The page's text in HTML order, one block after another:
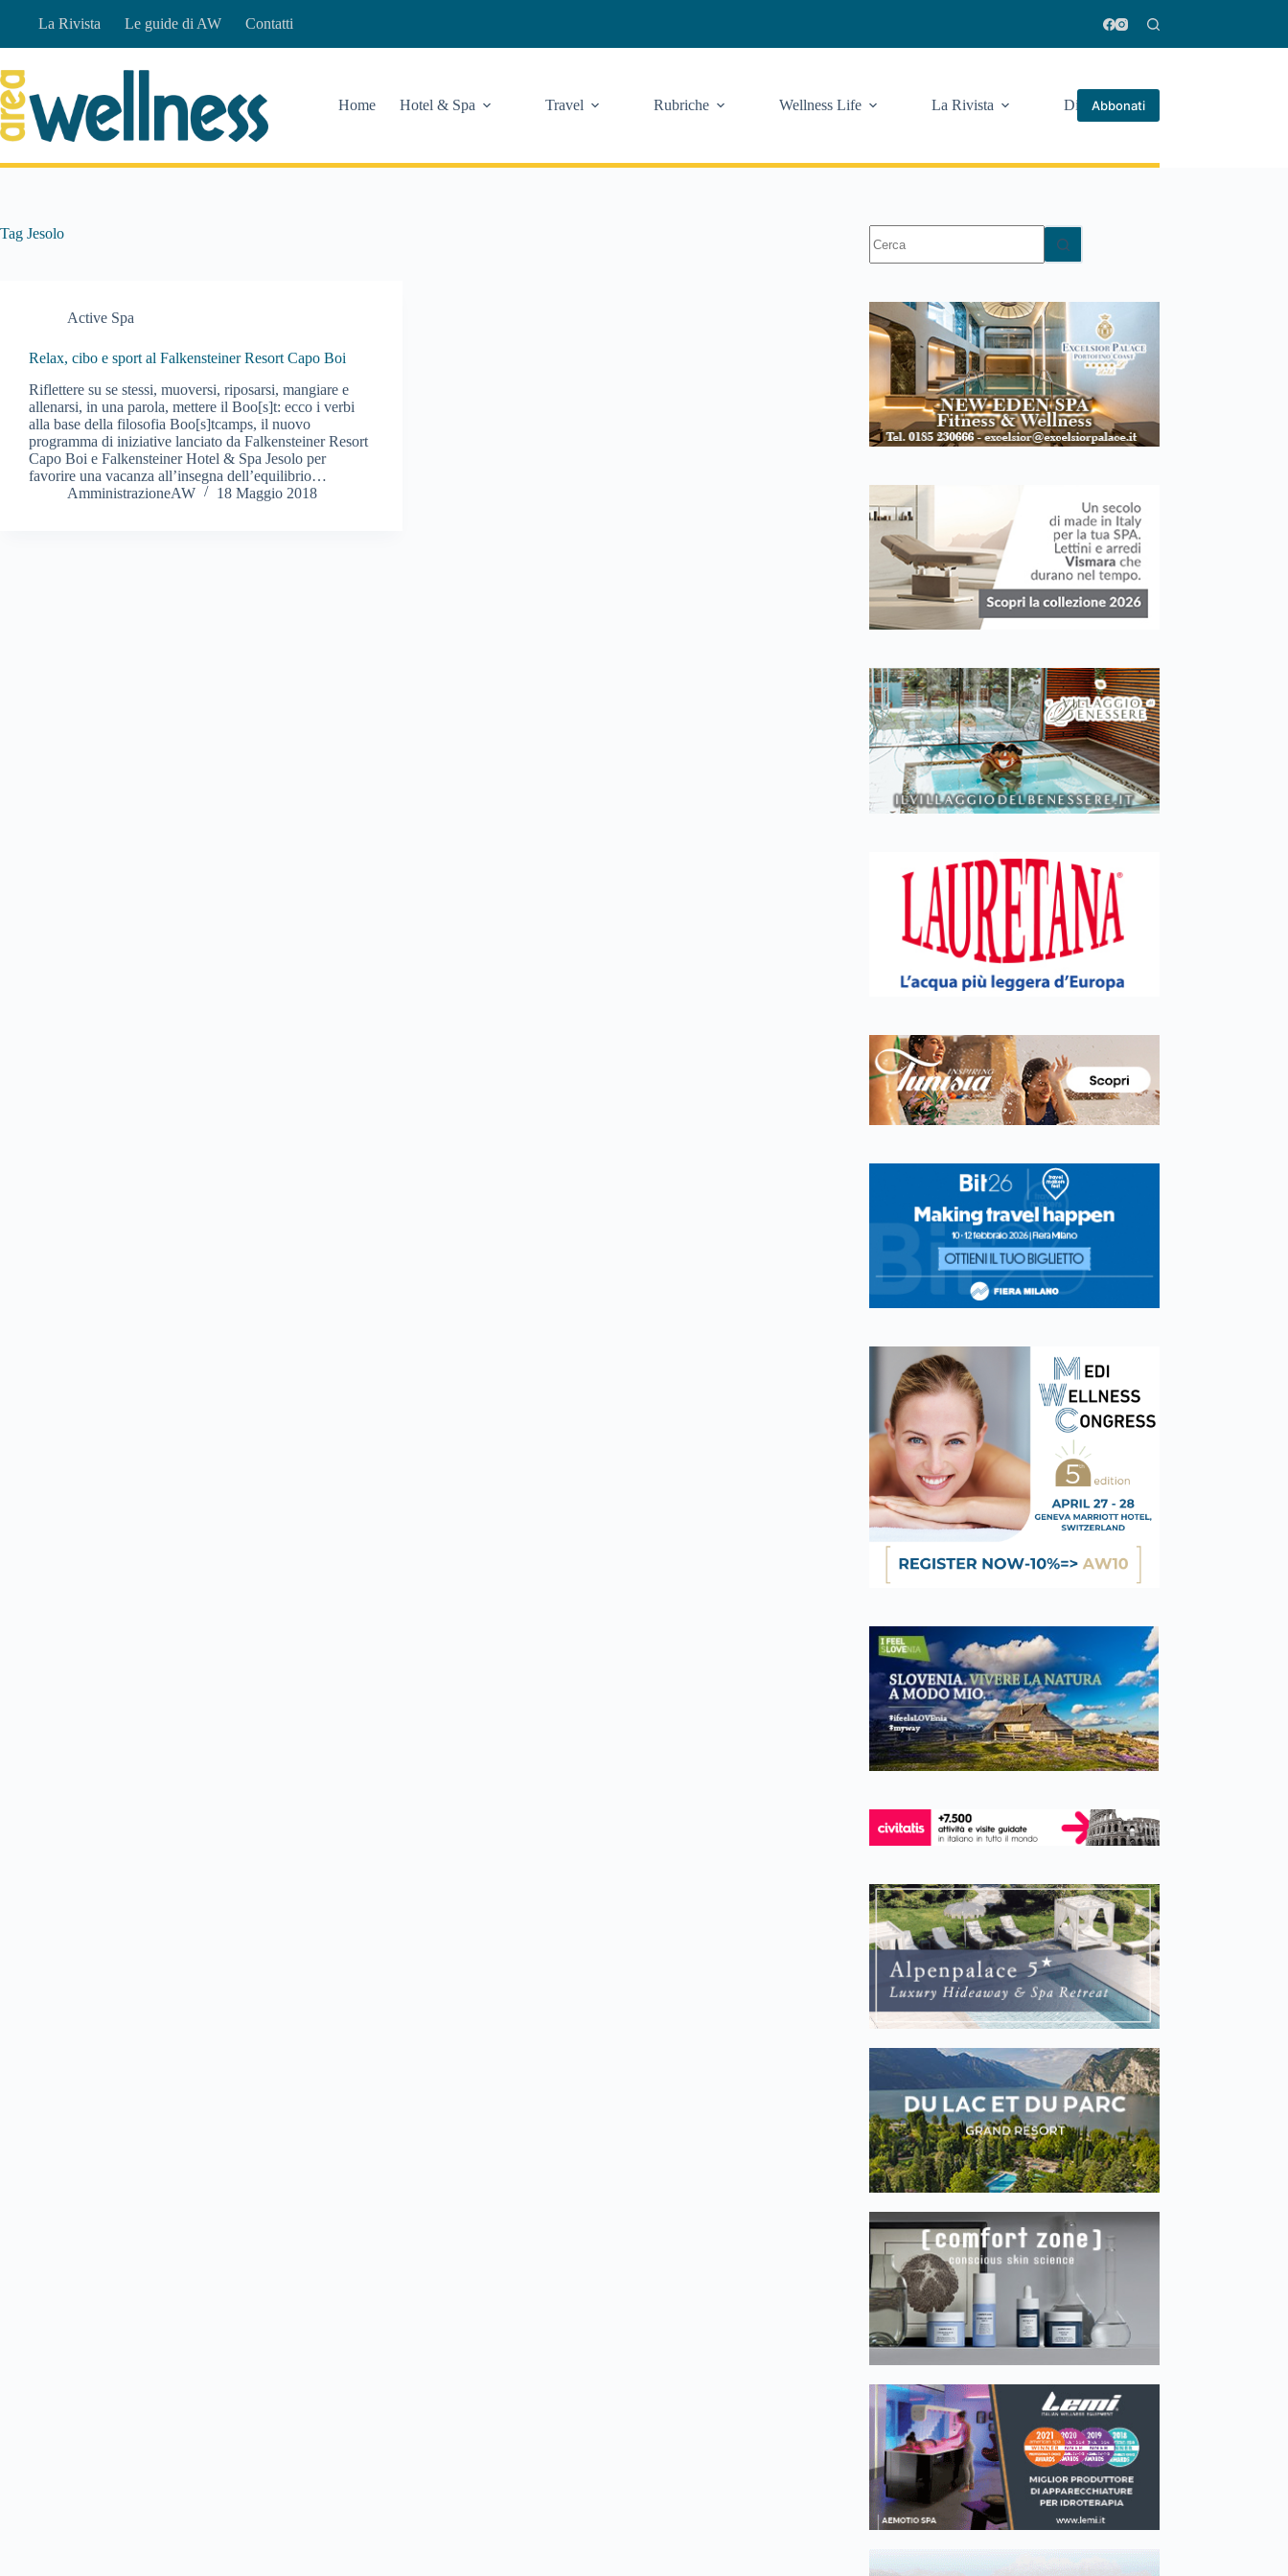
La Rivista Le guide di AW Contatti
Home Hotel & Spa Travel Rubriche Wellness Life La Rivista Di piùAbbonati
Tag Jesolo
Active Spa
Relax, cibo e sport al Falkensteiner Resort Capo Boi
Riflettere su se stessi, muoversi, riposarsi, mangiare e
allenarsi, in una parola, mettere il Boo[s]t: ecco i verbi
alla base della filosofia Boo[s]tcamps, il nuovo
programma di iniziative lanciato da Falkensteiner Resort
Capo Boi e Falkensteiner Hotel & Spa Jesolo per
favorire una vacanza all’insegna dell’equilibrio…
AmministrazioneAW
18 Maggio 2018
risultato